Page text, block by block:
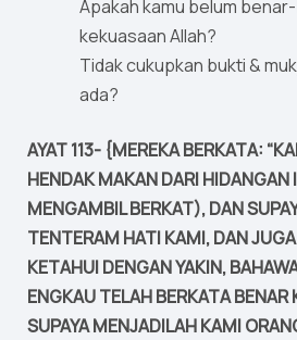
Apakah kamu belum
kekuasaan Allah?
Tidak cukupkan bukti &
ada?
AYAT 113- {MEREKA BERKATA:
HENDAK MAKAN DARI
MENGAMBIL BERKAT), DAN
TENTERAM HATI KAMI, DAN
KETAHUI DENGAN YAKIN,
ENGKAU TELAH BERKATA BENAR
SUPAYA MENJADILAH KAMI